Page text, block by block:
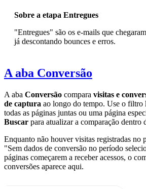
Sobre a etapa Entregues
"Entregues" são os e-mails que
já descontando bounces e erros.
A aba Conversão
A aba Conversão compara visitas e
de captura ao longo do tempo. Use o filtro
todas as páginas juntas ou uma página
Buscar para atualizar a comparação dentro
Enquanto não houver visitas registradas no
"Sem dados de conversão no período
páginas começarem a receber acessos, o
conversões aparece aqui.